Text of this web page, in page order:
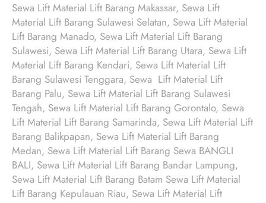
Sewa Lift Material Lift Barang Makassar, Sewa Lift
Material Lift Barang Sulawesi Selatan, Sewa Lift Material
Lift Barang Manado, Sewa Lift Material Lift Barang
Sulawesi, Sewa Lift Material Lift Barang Utara, Sewa Lift
Material Lift Barang Kendari, Sewa Lift Material Lift
Barang Sulawesi Tenggara, Sewa Lift Material Lift
Barang Palu, Sewa Lift Material Lift Barang Sulawesi
Tengah, Sewa Lift Material Lift Barang Gorontalo, Sewa
Lift Material Lift Barang Samarinda, Sewa Lift Material Lift
Barang Balikpapan, Sewa Lift Material Lift Barang
Medan, Sewa Lift Material Lift Barang Sewa BANGLI
BALI, Sewa Lift Material Lift Barang Bandar Lampung,
Sewa Lift Material Lift Barang Batam Sewa Lift Material
Lift Barang Kepulauan Riau, Sewa Lift Material Lift